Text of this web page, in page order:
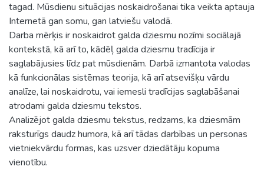
tagad. Mūsdienu situācijas noskaidrošanai tika veikta aptauja
Internetā gan somu, gan latviešu valodā.
Darba mērķis ir noskaidrot galda dziesmu nozīmi sociālajā
kontekstā, kā arī to, kādēļ galda dziesmu tradīcija ir
saglabājusies līdz pat mūsdienām. Darbā izmantota valodas
kā funkcionālas sistēmas teorija, kā arī atsevišķu vārdu
analīze, lai noskaidrotu, vai iemesli tradīcijas saglabāšanai
atrodami galda dziesmu tekstos.
Analizējot galda dziesmu tekstus, redzams, ka dziesmām
raksturīgs daudz humora, kā arī tādas darbības un personas
vietniekvārdu formas, kas uzsver dziedātāju kopuma
vienotību.